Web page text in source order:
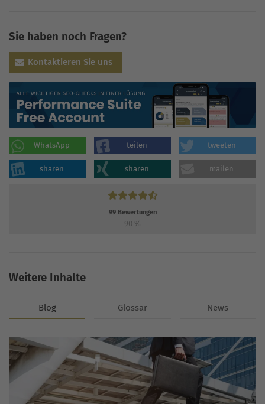
Sie haben noch Fragen?
Kontaktieren Sie uns
WhatsApp teilen tweeten
sharen sharen mailen
99Bewertungen
90 %
Weitere Inhalte
Blog Glossar News